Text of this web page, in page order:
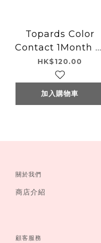
Topards Color
Contact 1Month 日
本Topards 月拋型有
色隱形眼鏡 2片
Garnet
HK$120.00
加入購物車
關於我們
商店介紹
顧客服務